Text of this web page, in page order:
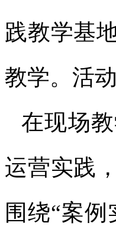
践教学基
教学。活
在现场
运营实践
围绕“案